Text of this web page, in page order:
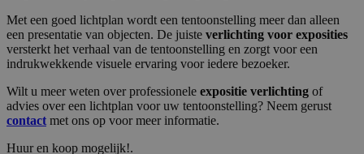
Met een goed lichtplan wordt een tentoonstelling meer dan alleen
een presentatie van objecten. De juiste verlichting voor exposities
versterkt het verhaal van de tentoonstelling en zorgt voor een
indrukwekkende visuele ervaring voor iedere bezoeker.
Wilt u meer weten over professionele expositie verlichting of
advies over een lichtplan voor uw tentoonstelling? Neem gerust
contact met ons op voor meer informatie.
Huur en koop mogelijk!.